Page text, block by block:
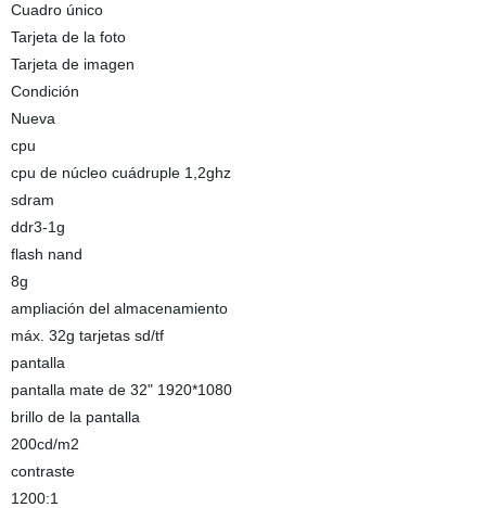
Cuadro único
Tarjeta de la foto
Tarjeta de imagen
Condición
Nueva
cpu
cpu de núcleo cuádruple 1,2ghz
sdram
ddr3-1g
flash nand
8g
ampliación del almacenamiento
máx. 32g tarjetas sd/tf
pantalla
pantalla mate de 32" 1920*1080
brillo de la pantalla
200cd/m2
contraste
1200:1